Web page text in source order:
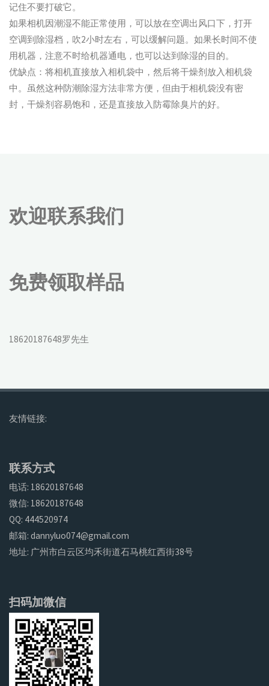
记住不要打破它。
如果相机因潮湿不能正常使用，可以放在空调出风口下，打开
空调到除湿档，吹2小时左右，可以缓解问题。如果长时间不使
用机器，注意不时给机器通电，也可以达到除湿的目的。
优缺点：将相机直接放入相机袋中，然后将干燥剂放入相机袋
中。虽然这种防潮除湿方法非常方便，但由于相机袋没有密
封，干燥剂容易饱和，还是直接放入防霉除臭片的好。
欢迎联系我们
免费领取样品
18620187648罗先生
友情链接:
联系方式
电话: 18620187648
微信: 18620187648
QQ: 444520974
邮箱: dannyluo074@gmail.com
地址: 广州市白云区均禾街道石马桃红西街38号
扫码加微信